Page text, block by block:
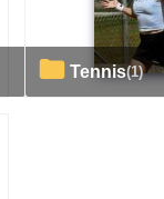
tennis(1)